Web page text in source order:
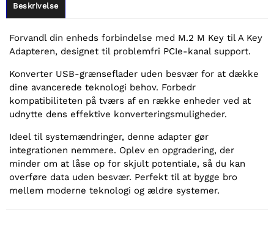
Beskrivelse
Forvandl din enheds forbindelse med M.2 M Key til A Key
Adapteren, designet til problemfri PCIe-kanal support.
Konverter USB-grænseflader uden besvær for at dække
dine avancerede teknologi behov. Forbedr
kompatibiliteten på tværs af en række enheder ved at
udnytte dens effektive konverteringsmuligheder.
Ideel til systemændringer, denne adapter gør
integrationen nemmere. Oplev en opgradering, der
minder om at låse op for skjult potentiale, så du kan
overføre data uden besvær. Perfekt til at bygge bro
mellem moderne teknologi og ældre systemer.